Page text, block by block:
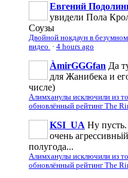
Евгений
увидели Пола
Соузы
Двойной нокдаун в
видео · 4 hours ago
ÀmirGGGfan Да
для Жанибека и
числе)
Алимханулы исключили из
обновлённый рейтинг The
KSI_UA Ну
очень
полугода...
Алимханулы исключили из
обновлённый рейтинг The